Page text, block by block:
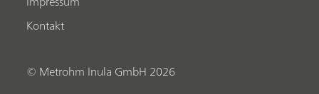
Kontakt
© Metrohm Inula GmbH 2026